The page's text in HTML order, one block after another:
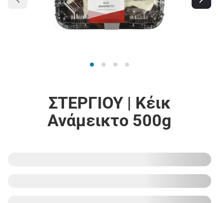
ΣΤΕΡΓΙΟΥ | Κέικ
Ανάμεικτο 500g